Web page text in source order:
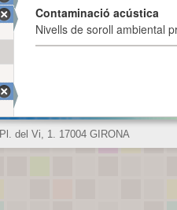
Contaminació acústica
Nivells de soroll ambiental
Pl. del Vi, 1. 17004 GIRONA